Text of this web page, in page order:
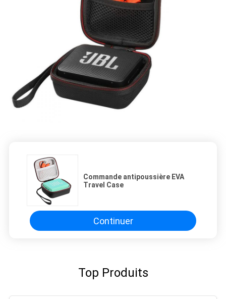
Commande antipoussière EVA
Travel Case
Continuer
Top Produits